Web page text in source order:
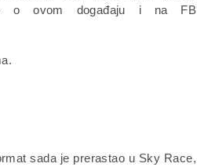
o ovom događaju i na FB
sada je prerastao u Sky Race,